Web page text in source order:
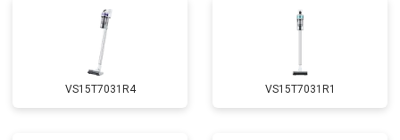
VS15T7031R4 VS15T7031R1